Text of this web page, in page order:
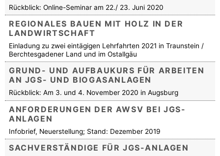
Rückblick: Online-Seminar am 22./ 23. Juni 2020
REGIONALES BAUEN MIT HOLZ IN DER
LANDWIRTSCHAFT
Einladung zu zwei eintägigen Lehrfahrten 2021 in Traunstein /
Berchtesgadener Land und im Ostallgäu
GRUND- UND AUFBAUKURS FÜR ARBEITEN
AN JGS- UND BIOGASANLAGEN
Rückblick: Am 3. und 4. November 2020 in Augsburg
ANFORDERUNGEN DER AWSV BEI JGS-
ANLAGEN
Infobrief, Neuerstellung; Stand: Dezember 2019
SACHVERSTÄNDIGE FÜR JGS-ANLAGEN